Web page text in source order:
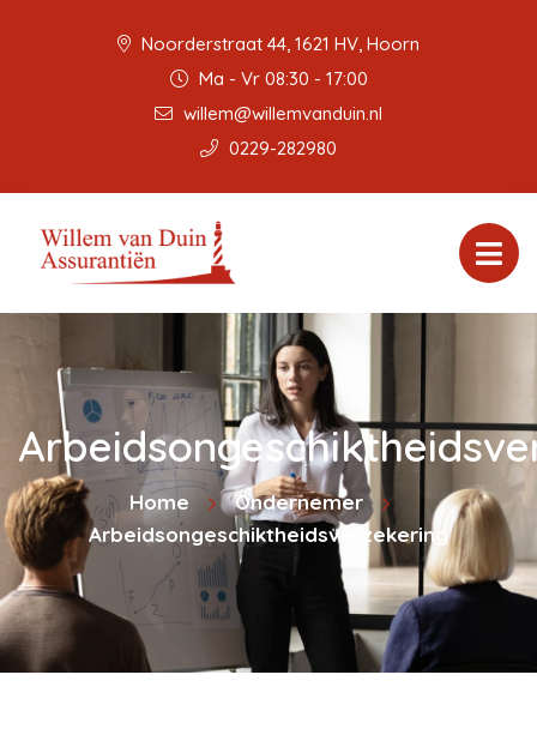
Noorderstraat 44, 1621 HV, Hoorn
Ma - Vr 08:30 - 17:00
willem@willemvanduin.nl
0229-282980
Home
Ondernemer
Arbeidsongeschiktheidsverzekering